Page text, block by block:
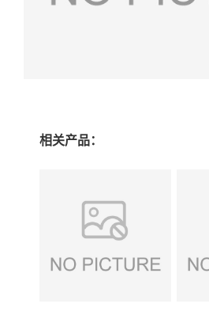
相关产品：